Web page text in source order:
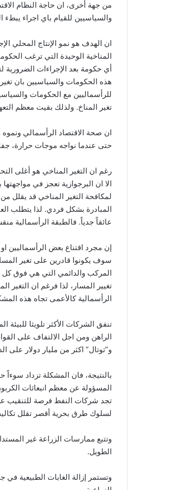
من جهة أخرى، ان حاجة النظام
والسياسيين للقيام باي اجراء يبطء
ان الهدف هو نمو الإنتاج المحلي
المناخية الوحيدة التي ترغب
أي حكومة بعد الإجراءات
هذه الحكومات والسياسيين بان
للرأسماليين مع الحكومات
تغير المناخ. ولذلك بقيت معظم
ان صحة الاقتصاد الرأسمالي ونموه
حتى عندما نواجه موجات حرارة،
رغم ان التغير المناخي هو أغلى
الا ان البرجوازية تعجز في
لمكافحة التغير المناخي قد يقلل
المبادرة بشكل فردي. لذا يتطلب
عائقاً جدياً. فالطبقة الرأسمالية
إن مجرد اقتناع بعض الرأسماليين
سوف يكونوا قادرين على تغير
المركب والدائمي التي هي فوق كل
تغيير المسار، لذا فرغم ان
الرأسمالية كالأعمى تجاه هذه
تنفق الشركات الأكثر تلويثا
الراهن ومن اجل الالتفاف على
و”توتال” اكثر من مليار دولار على
بالنتيجة، فان المشكلة تزداد
المسؤولة عن معظم انبعاثات
تجد شركات النفط فرصة للتنقيب
لسلوك طرق بحرية أقصر تقلل
وتتبع ممارسات الزراعة غير
الطويل.
وتستمر إزالة الغابات الطبيعية